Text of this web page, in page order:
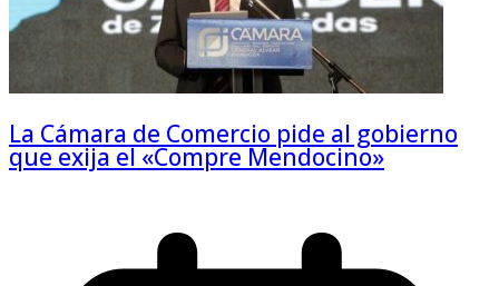
La Cámara de Comercio pide al gobierno
que exija el «Compre Mendocino»